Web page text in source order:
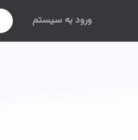
ورود به سیستم